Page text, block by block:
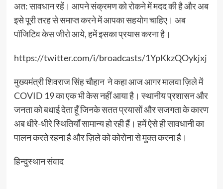
अत: सावधान रहें। आपने संक्रमण को रोकने में मदद की है और अब
इसे पूरी तरह से समाप्त करने में आपका सहयोग चाहिए। अब
पॉजिटिव केस जीरो आये, हमें इसका प्रयास करना है।
https://twitter.com/i/broadcasts/1YpKkzQOykjxj
मुख्यमंत्री शिवराज सिंह चौहान ने कहा आज आगर मालवा ज़िले में
COVID 19 का एक भी केस नहीं आया है। स्थानीय प्रशासन और
जनता को बधाई देता हूँ जिनके सतत प्रयासों और सजगता के कारण
अब धीरे-धीरे स्थितियाँ सामान्य हो रही हैं। हमें ऐसे ही सावधानी का
पालन करते रहना है और ज़िले को कोरोना से मुक्त करना है।
हिन्दुस्थान संवाद